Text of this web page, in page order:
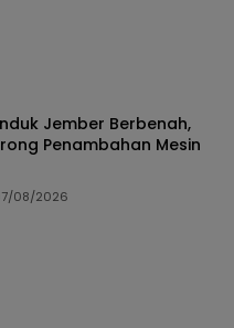
Jember Berbenah,
Penambahan Mesin
08/2026